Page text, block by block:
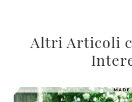
Altri Articoli